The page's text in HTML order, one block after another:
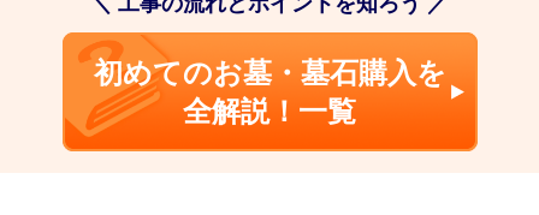
初めてのお墓・墓石購入を
全解説！一覧